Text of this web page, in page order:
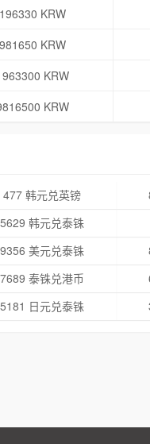
196330 KRW
981650 KRW
KRW
KRW
477 韩元兑英镑
5629 韩元兑泰铢
9356 美元兑泰铢
7689 泰铢兑港币
5181 日元兑泰铢